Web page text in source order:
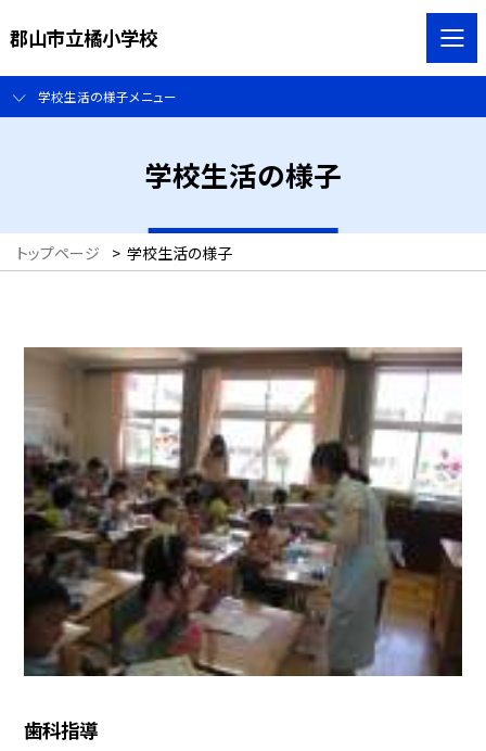
郡山市立橘小学校
学校生活の様子メニュー
学校生活の様子
トップページ > 学校生活の様子
歯科指導